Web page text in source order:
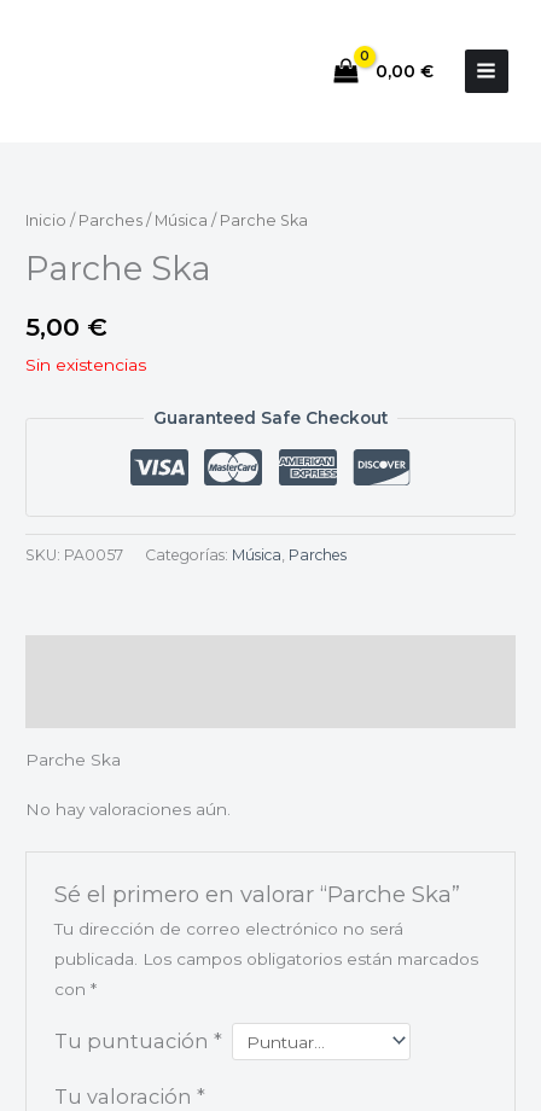
0,00 €
Inicio / Parches / Música / Parche Ska
Parche Ska
5,00 €
Sin existencias
Guaranteed Safe Checkout
SKU: PA0057 Categorías: Música, Parches
Parche Ska
No hay valoraciones aún.
Sé el primero en valorar “Parche Ska”
Tu dirección de correo electrónico no será
publicada.
Los campos obligatorios están marcados
con *
Tu puntuación *
Tu valoración *